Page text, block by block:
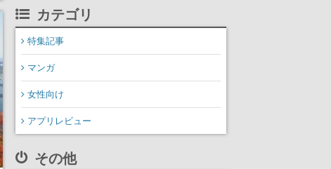
カテゴリ
特集記事
マンガ
女性向け
アプリレビュー
その他